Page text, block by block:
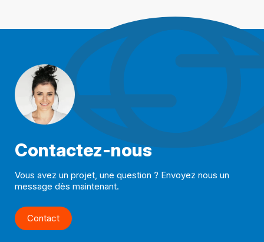
Contactez-nous
Vous avez un projet, une question ? Envoyez nous un
message dès maintenant.
Contact